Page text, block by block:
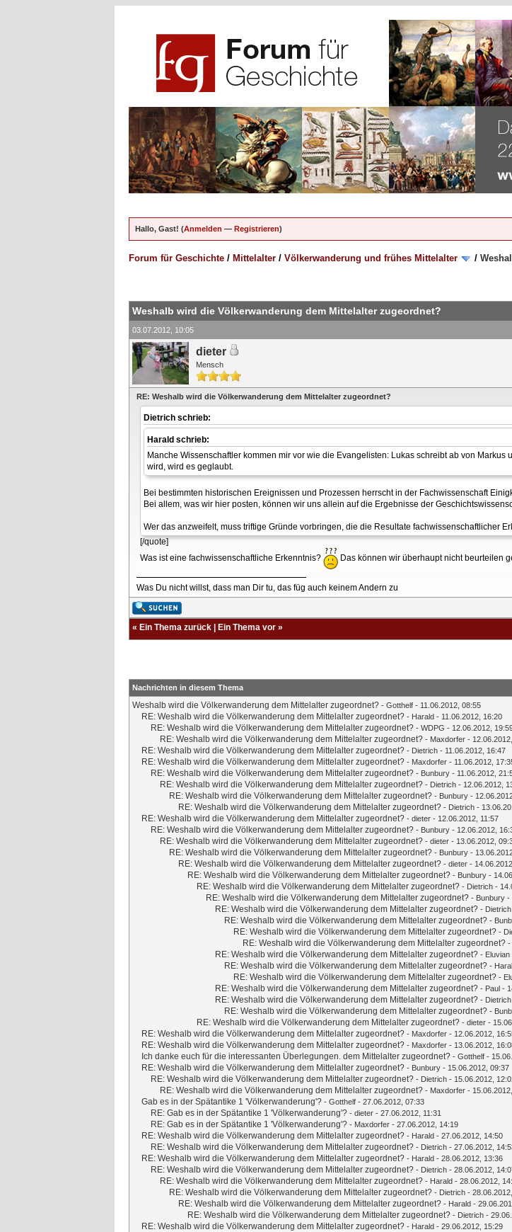
Hallo, Gast! (Anmelden — Registrieren)
Forum für Geschichte / Mittelalter / Völkerwanderung und frühes Mittelalter /
Weshalb wird die Völkerwanderung dem Mittelalter zugeordnet?
03.07.2012, 10:05
dieter
Mensch
RE: Weshalb wird die Völkerwanderung dem Mittelalter zugeordnet?
Dietrich schrieb:
Harald schrieb:
Manche Wissenschaftler kommen mir vor wie die Evangelisten: Lukas schreibt ab von
wird, wird es geglaubt.
Bei bestimmten historischen Ereignissen und Prozessen herrscht in der Fachwissenschaft
Bei allem, was wir hier posten, können wir uns allein auf die Ergebnisse der
Wer das anzweifelt, muss triftige Gründe vorbringen, die die Resultate fachwissenschaftlicher
[/quote]
Was ist eine fachwissenschaftliche Erkenntnis?
Das können wir überhaupt nicht beurteilen
Was Du nicht willst, dass man Dir tu, das füg auch keinem Andern zu
« Ein Thema zurück Ein Thema vor »
Nachrichten in diesem Thema
Weshalb wird die Völkerwanderung dem Mittelalter zugeordnet? - Gotthelf - 11.06.2012, 08:55
RE: Weshalb wird die Völkerwanderung dem Mittelalter zugeordnet? - Harald - 11.06.2012, 16:20
RE: Weshalb wird die Völkerwanderung dem Mittelalter zugeordnet? - WDPG - 12.06.2012,
RE: Weshalb wird die Völkerwanderung dem Mittelalter zugeordnet? - Maxdorfer -
RE: Weshalb wird die Völkerwanderung dem Mittelalter zugeordnet? - Dietrich - 11.06.2012, 16:47
RE: Weshalb wird die Völkerwanderung dem Mittelalter zugeordnet? - Maxdorfer - 11.06.2012,
RE: Weshalb wird die Völkerwanderung dem Mittelalter zugeordnet? - Bunbury - 11.06.2012,
RE: Weshalb wird die Völkerwanderung dem Mittelalter zugeordnet? - Dietrich - 12.06.2012,
RE: Weshalb wird die Völkerwanderung dem Mittelalter zugeordnet? - Bunbury -
RE: Weshalb wird die Völkerwanderung dem Mittelalter zugeordnet? - Dietrich -
RE: Weshalb wird die Völkerwanderung dem Mittelalter zugeordnet? - dieter - 12.06.2012, 11:57
RE: Weshalb wird die Völkerwanderung dem Mittelalter zugeordnet? - Bunbury - 12.06.2012,
RE: Weshalb wird die Völkerwanderung dem Mittelalter zugeordnet? - dieter - 13.06.2012,
RE: Weshalb wird die Völkerwanderung dem Mittelalter zugeordnet? - Bunbury -
RE: Weshalb wird die Völkerwanderung dem Mittelalter zugeordnet? - dieter -
RE: Weshalb wird die Völkerwanderung dem Mittelalter zugeordnet? - Bunbury -
RE: Weshalb wird die Völkerwanderung dem Mittelalter zugeordnet? - Dietrich -
RE: Weshalb wird die Völkerwanderung dem Mittelalter zugeordnet? - Bunbury -
RE: Weshalb wird die Völkerwanderung dem Mittelalter zugeordnet? - Dietrich
RE: Weshalb wird die Völkerwanderung dem Mittelalter zugeordnet? -
RE: Weshalb wird die Völkerwanderung dem Mittelalter zugeordnet? -
RE: Weshalb wird die Völkerwanderung dem Mittelalter zugeordnet? -
RE: Weshalb wird die Völkerwanderung dem Mittelalter zugeordnet? - Eluvian
RE: Weshalb wird die Völkerwanderung dem Mittelalter zugeordnet? -
RE: Weshalb wird die Völkerwanderung dem Mittelalter zugeordnet? -
RE: Weshalb wird die Völkerwanderung dem Mittelalter zugeordnet? - Paul -
RE: Weshalb wird die Völkerwanderung dem Mittelalter zugeordnet? - Dietrich
RE: Weshalb wird die Völkerwanderung dem Mittelalter zugeordnet? -
RE: Weshalb wird die Völkerwanderung dem Mittelalter zugeordnet? - dieter -
RE: Weshalb wird die Völkerwanderung dem Mittelalter zugeordnet? - Maxdorfer - 12.06.2012,
RE: Weshalb wird die Völkerwanderung dem Mittelalter zugeordnet? - Maxdorfer - 13.06.2012,
Ich danke euch für die interessanten Überlegungen. dem Mittelalter zugeordnet? - Gotthelf -
RE: Weshalb wird die Völkerwanderung dem Mittelalter zugeordnet? - Bunbury - 15.06.2012, 09:37
RE: Weshalb wird die Völkerwanderung dem Mittelalter zugeordnet? - Dietrich - 15.06.2012,
RE: Weshalb wird die Völkerwanderung dem Mittelalter zugeordnet? - Maxdorfer -
Gab es in der Spätantike 1 'Völkerwanderung'? - Gotthelf - 27.06.2012, 07:33
RE: Gab es in der Spätantike 1 'Völkerwanderung'? - dieter - 27.06.2012, 11:31
RE: Gab es in der Spätantike 1 'Völkerwanderung'? - Maxdorfer - 27.06.2012, 14:19
RE: Weshalb wird die Völkerwanderung dem Mittelalter zugeordnet? - Harald - 27.06.2012, 14:50
RE: Weshalb wird die Völkerwanderung dem Mittelalter zugeordnet? - Dietrich - 27.06.2012,
RE: Weshalb wird die Völkerwanderung dem Mittelalter zugeordnet? - Harald - 28.06.2012, 13:36
RE: Weshalb wird die Völkerwanderung dem Mittelalter zugeordnet? - Dietrich - 28.06.2012,
RE: Weshalb wird die Völkerwanderung dem Mittelalter zugeordnet? - Harald - 28.06.2012,
RE: Weshalb wird die Völkerwanderung dem Mittelalter zugeordnet? - Dietrich -
RE: Weshalb wird die Völkerwanderung dem Mittelalter zugeordnet? - Harald -
RE: Weshalb wird die Völkerwanderung dem Mittelalter zugeordnet? - Dietrich -
RE: Weshalb wird die Völkerwanderung dem Mittelalter zugeordnet? - Harald - 29.06.2012, 15:29